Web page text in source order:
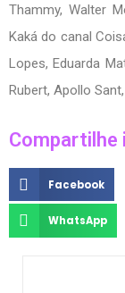
Thammy, Walter
Kaká do canal
Lopes, Eduarda
Rubert, Apollo
Compartilhe
Facebook
WhatsApp